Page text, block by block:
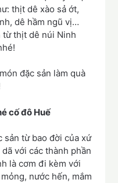
thịt dê xào sả ớt,
dê hầm ngũ vị…
từ thịt dê núi Ninh
đặc sản làm quà
cố đô Huế
sản từ bao đời của xứ
với các thành phần
là cơm đi kèm với
nước hến, mắm